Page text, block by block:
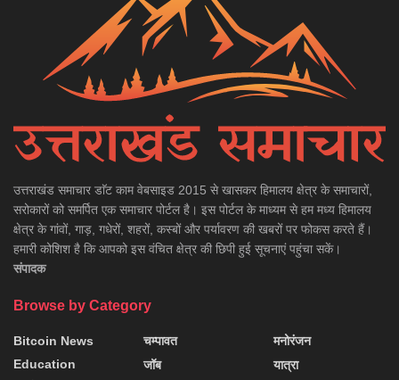
उत्तराखंड समाचार डाॅट काम वेबसाइड 2015 से खासकर हिमालय क्षेत्र के समाचारों,
सरोकारों को समर्पित एक समाचार पोर्टल है। इस पोर्टल के माध्यम से हम मध्य हिमालय
क्षेत्र के गांवों, गाड़, गधेरों, शहरों, कस्बों और पर्यावरण की खबरों पर फोकस करते हैं।
हमारी कोशिश है कि आपको इस वंचित क्षेत्र की छिपी हुई सूचनाएं पहुंचा सकें।
संपादक
Browse by Category
Bitcoin News
Education
चम्पावत
जॉब
मनोरंजन
यात्रा